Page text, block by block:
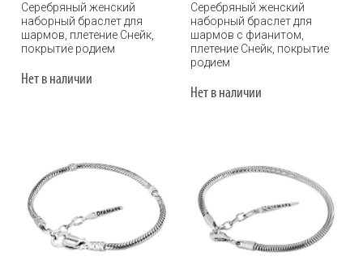
Серебряный женский
наборный браслет для
шармов, плетение Снейк,
покрытие родием
Нет в наличии
Серебряный женский
наборный браслет для
шармов с фианитом,
плетение Снейк, покрытие
родием
Нет в наличии